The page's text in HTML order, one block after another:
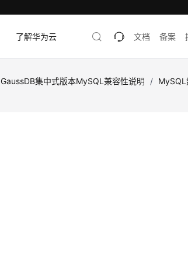
了解华为云 文档 备案
GaussDB集中式版本MySQL兼容性说明 /